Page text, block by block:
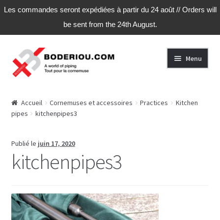
Les commandes seront expédiées à partir du 24 août // Orders will
be sent from the 24th August.
Aller
à
la
Aller
au
contenu
Menu
Actu
Boutique
Commande
Conditions Générales de Vente
Accueil Cornemuses et accessoires Practices
Kitchen
pipes
kitchenpipes3
Publié le juin 17, 2020
kitchenpipes3